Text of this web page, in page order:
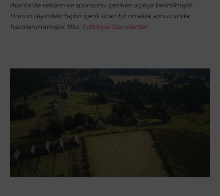
Atarita'da reklam ve sponsorlu içerikler açıkça belirtilmiştir.
Bunun dışındaki hiçbir içerik ticari bir ortaklık sonucunda
hazırlanmamıştır. Bkz: Editöryal Standartlar